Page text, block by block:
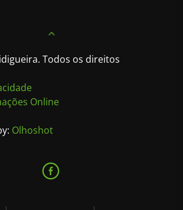
Todos os direitos
Online
Olhoshot